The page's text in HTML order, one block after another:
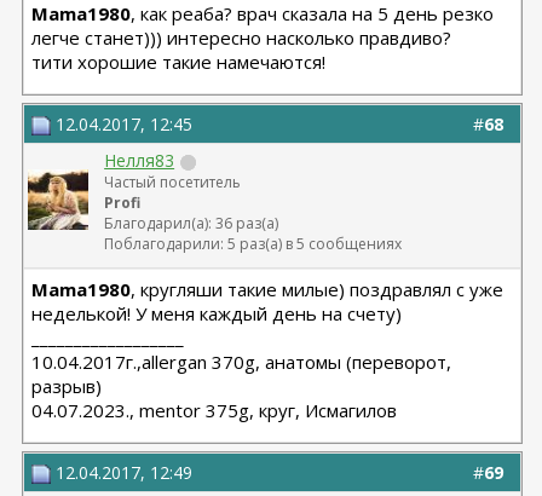
Mama1980, как реаба? врач сказала на 5 день резко
легче станет))) интересно насколько правдиво?
тити хорошие такие намечаются!
#68
12.04.2017, 12:45
Нелля83
Частый посетитель
Profi
Благодарил(а): 36 раз(а)
Поблагодарили: 5 раз(а) в 5 сообщениях
Mama1980, кругляши такие милые) поздравлял с уже
неделькой! У меня каждый день на счету)
10.04.2017г.,allergan 370g, анатомы (переворот,
разрыв)
04.07.2023., mentor 375g, круг, Исмагилов
#69
12.04.2017, 12:49